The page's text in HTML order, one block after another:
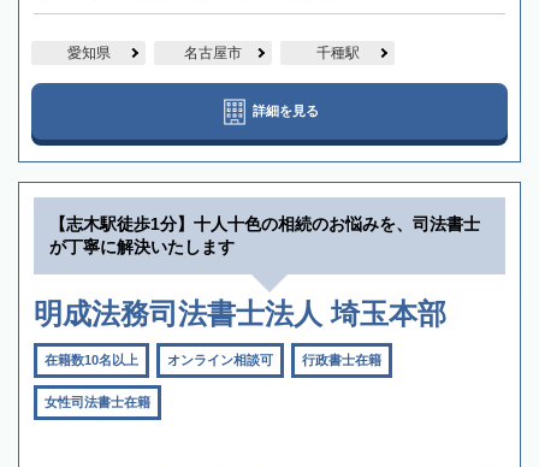
愛知県 名古屋市 千種駅
詳細を見る
【志木駅徒歩1分】十人十色の相続のお悩みを、司法書士
が丁寧に解決いたします
明成法務司法書士法人 埼玉本部
在籍数10名以上 オンライン相談可 行政書士在籍
女性司法書士在籍